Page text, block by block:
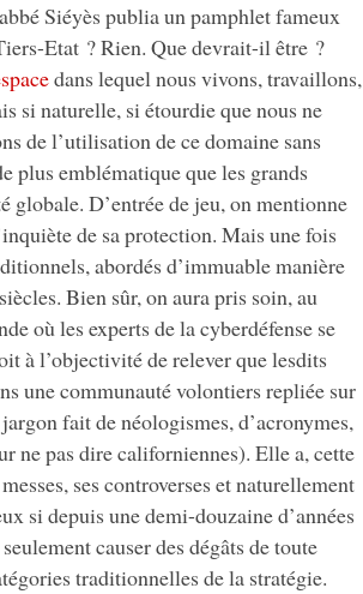
Siéyès publia un pamphlet fameux
Etat ? Rien. Que devrait-il être ?
dans lequel nous vivons, travaillons,
si naturelle, si étourdie que nous ne
de l’utilisation de ce domaine sans
plus emblématique que les grands
globale. D’entrée de jeu, on mentionne
de sa protection. Mais une fois
abordés d’immuable manière
Bien sûr, on aura pris soin, au
où les experts de la cyberdéfense se
à l’objectivité de relever que lesdits
une communauté volontiers repliée sur
fait de néologismes, d’acronymes,
ne pas dire californiennes). Elle a, cette
ses controverses et naturellement
si depuis une demi-douzaine d’années
causer des dégâts de toute
traditionnelles de la stratégie.